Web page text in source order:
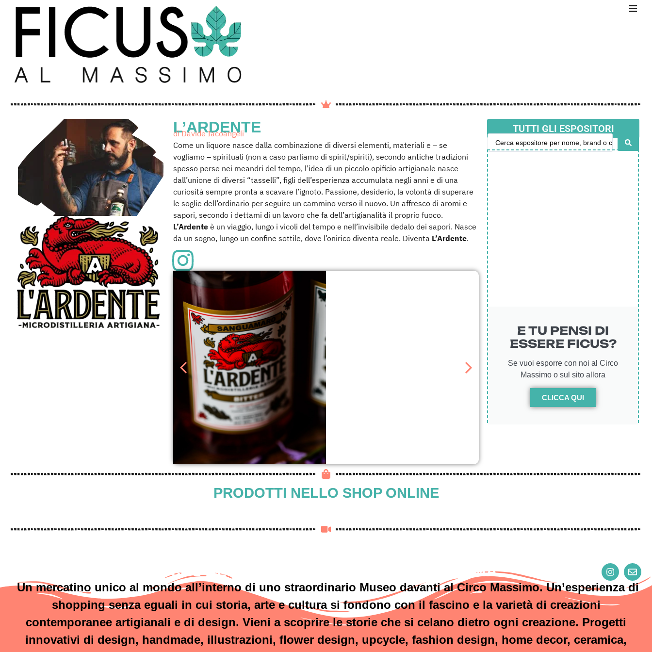
L’ARDENTE
di Davide Iacoangeli
Come un liquore nasce dalla combinazione di diversi elementi, materiali e – se
vogliamo – spirituali (non a caso parliamo di spirit/spiriti), secondo antiche tradizioni
spesso perse nei meandri del tempo, l’idea di un piccolo opificio artigianale nasce
dall’unione di diversi “tasselli”, figli dell’esperienza accumulata negli anni e di una
curiosità sempre pronta a scavare l’ignoto. Passione, desiderio, la volontà di superare
le soglie dell’ordinario per seguire un cammino verso il nuovo. Un affresco di aromi e
sapori, secondo i dettami di un lavoro che fa dell’artigianalità il proprio fuoco.
L’Ardente è un viaggio, lungo i vicoli del tempo e nell’invisibile dedalo dei sapori. Nasce
da un sogno, lungo un confine sottile, dove l’onirico diventa reale. Diventa L’Ardente.
TUTTI GLI ESPOSITORI
E TU PENSI DI
ESSERE FICUS?
Se vuoi esporre con noi al Circo
Massimo o sul sito allora
CLICCA QUI
PRODOTTI NELLO SHOP ONLINE
FICUS AL MASSIMO: IL MERCATINO DI ROMA
Un mercatino unico al mondo all’interno di uno straordinario Museo davanti al Circo Massimo. Un’esperienza di
shopping senza eguali in cui storia, arte e cultura si fondono con il fascino e la varietà di creazioni
contemporanee artigianali e di design. Vieni a scoprire le storie che si celano dietro ogni creazione. Progetti
innovativi di design, handmade, illustrazioni, flower design, upcycle, fashion design, home decor, ceramica,